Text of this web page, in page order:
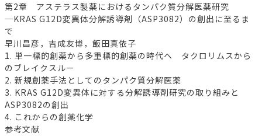
第2章 アステラス製薬におけるタンパク質分解医薬研究
─KRAS G12D変異体分解誘導剤（ASP3082）の創出に至るま
で
早川昌彦，吉成友博，飯田真依子
1. 単一標的創薬から多重標的創薬の時代へ タクロリムスから
のブレイクスルー
2. 新規創薬手法としてのタンパク質分解医薬
3. KRAS G12D変異体に対する分解誘導剤研究の取り組みと
ASP3082の創出
4. これからの創薬化学
参考文献